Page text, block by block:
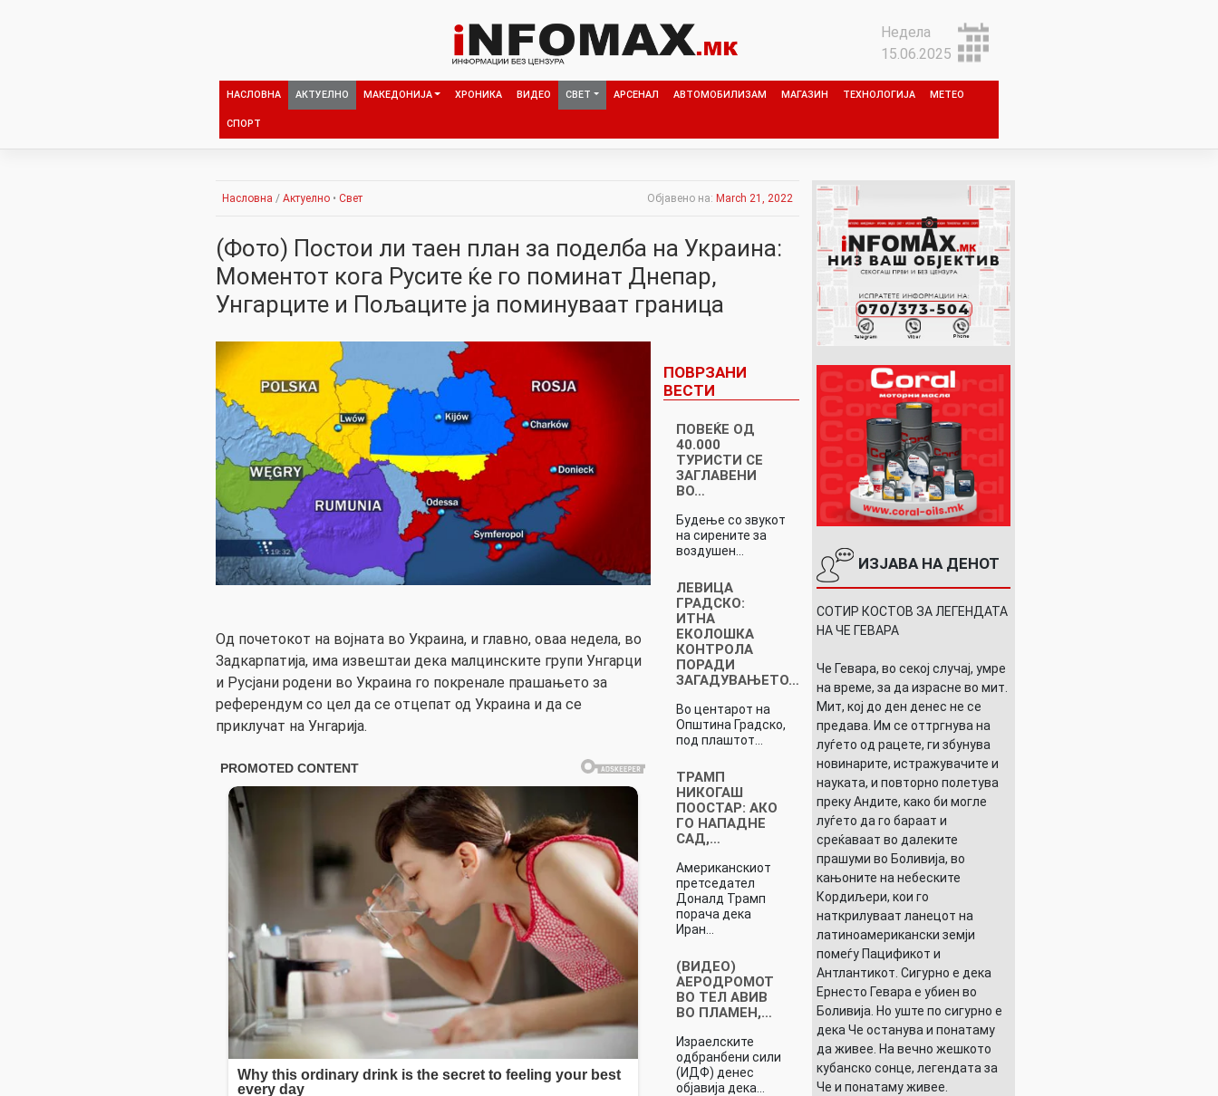
Недела
15.06.2025
НАСЛОВНА АКТУЕЛНО МАКЕДОНИЈА ХРОНИКА ВИДЕО СВЕТ АРСЕНАЛ АВТОМОБИЛИЗАМ МАГАЗИН ТЕХНОЛОГИЈА МЕТЕО
СПОРТ
Насловна / Актуелно • Свет Објавено на: March 21, 2022
(Фото) Постои ли таен план за поделба на Украина:
Моментот кога Русите ќе го поминат Днепар,
Унгарците и Пољаците ја поминуваат граница
Од почетокот на војната во Украина, и главно, оваа недела, во
Задкарпатија, има извештаи дека малцинските групи Унгарци
и Русјани родени во Украина го покренале прашањето за
референдум со цел да се отцепат од Украина и да се
приклучат на Унгарија.
ПОВРЗАНИ
ВЕСТИ
ПОВЕЌЕ ОД
40.000
ТУРИСТИ СЕ
ЗАГЛАВЕНИ
ВО…
Будење со звукот
на сирените за
воздушен…
ЛЕВИЦА
ГРАДСКО:
ИТНА
ЕКОЛОШКА
КОНТРОЛА
ПОРАДИ
ЗАГАДУВАЊЕТО…
Во центарот на
Општина Градско,
под плаштот…
ТРАМП
НИКОГАШ
ПООСТАР: АКО
ГО НАПАДНЕ
САД,…
Американскиот
претседател
Доналд Трамп
порача дека
Иран…
(ВИДЕО)
АЕРОДРОМОТ
ВО ТЕЛ АВИВ
ВО ПЛАМЕН,…
Израелските
одбранбени сили
(ИДФ) денес
објавија дека…
ИЗЈАВА НА ДЕНОТ
СОТИР КОСТОВ ЗА ЛЕГЕНДАТА
НА ЧЕ ГЕВАРА
Че Гевара, во секој случај, умре
на време, за да израсне во мит.
Мит, кој до ден денес не се
предава. Им се оттргнува на
луѓето од рацете, ги збунува
новинарите, истражувачите и
науката, и повторно полетува
преку Андите, како би могле
луѓето да го бараат и
среќаваат во далеките
прашуми во Боливија, во
кањоните на небеските
Кордиљери, кои го
наткрилуваат ланецот на
латиноамерикански земји
помеѓу Пацификот и
Антлантикот. Сигурно е дека
Ернесто Гевара е убиен во
Боливија. Но уште по сигурно е
дека Че останува и понатаму
да живее. На вечно жешкото
кубанско сонце, легендата за
Че и понатаму живее.